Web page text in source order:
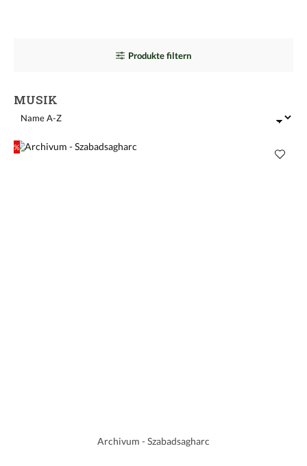
Produkte filtern
MUSIK
Rabatt
%
Archivum - Szabadsagharc